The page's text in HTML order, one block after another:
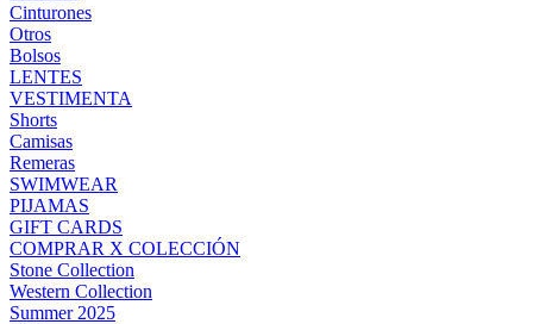
Cinturones
Otros
Bolsos
LENTES
VESTIMENTA
Shorts
Camisas
Remeras
SWIMWEAR
PIJAMAS
GIFT CARDS
COMPRAR X COLECCIÓN
Stone Collection
Western Collection
Summer 2025